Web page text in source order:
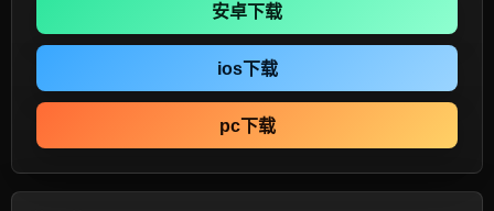
安卓下载
ios下载
pc下载